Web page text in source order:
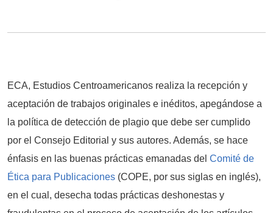
ECA, Estudios Centroamericanos realiza la recepción y
aceptación de trabajos originales e inéditos, apegándose a
la política de detección de plagio que debe ser cumplido
por el Consejo Editorial y sus autores. Además, se hace
énfasis en las buenas prácticas emanadas del Comité de
Ética para Publicaciones (COPE, por sus siglas en inglés),
en el cual, desecha todas prácticas deshonestas y